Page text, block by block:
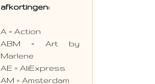
afkortingen:
A = Action
ABM = Art by
Marlene
AE = AliExpress
AM = Amsterdam